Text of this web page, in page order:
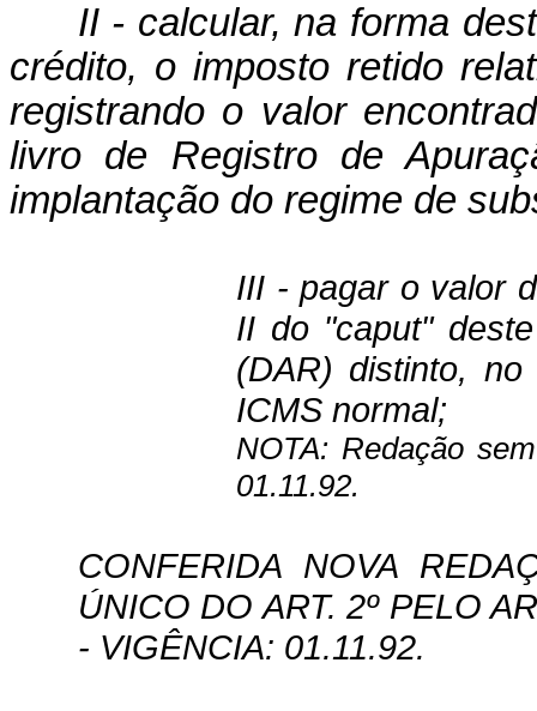
II - calcular, na forma
cré­dito, o imposto retido
registrando o valor
livro de Registro de
implantação do regime de
III - pagar o valor
II do "caput"
(DAR) distinto,
ICMS normal;
NOTA: Redação
01.11.92.
CONFERIDA NOVA
ÚNICO DO ART. 2º PELO
- VIGÊNCIA: 01.11.92.